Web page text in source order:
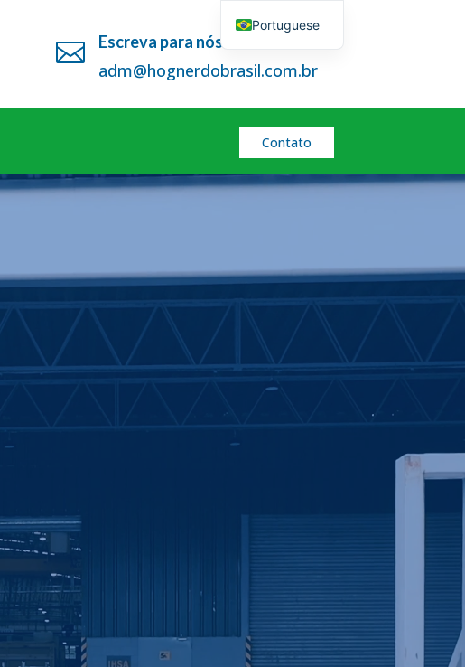
 Escreva para nós
adm@hognerdobrasil.com.br
Contato
Portuguese